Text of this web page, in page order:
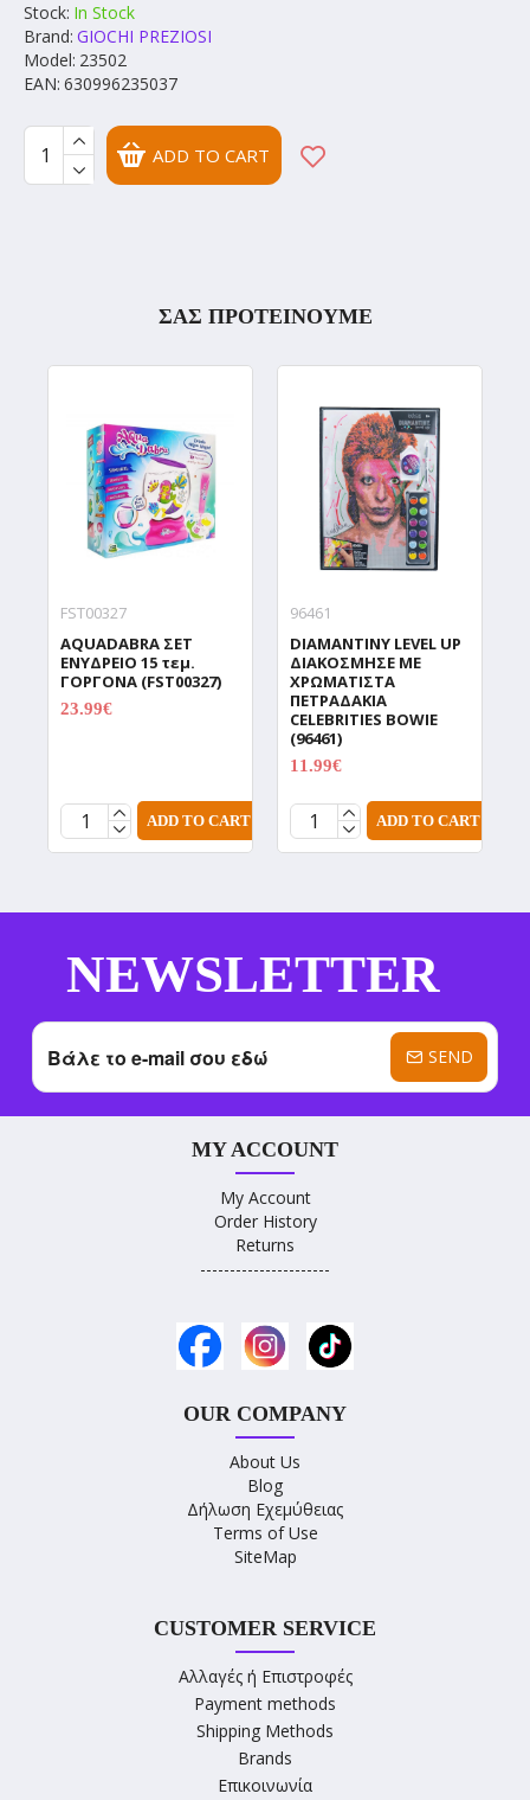
Stock: In Stock
Brand: GIOCHI PREZIOSI
Model: 23502
EAN: 630996235037
ADD TO CART
ΣΑΣ ΠΡΟΤΕΙΝΟΥΜΕ
FST00327
AQUADABRA ΣΕΤ
ΕΝΥΔΡΕΙΟ 15 τεμ.
ΓΟΡΓΟΝΑ (FST00327)
23.99€
ADD TO CART
96461
DIAMANTINY LEVEL UP
ΔΙΑΚΟΣΜΗΣΕ ΜΕ
ΧΡΩΜΑΤΙΣΤΑ
ΠΕΤΡΑΔΑΚΙΑ
CELEBRITIES BOWIE
(96461)
11.99€
ADD TO CART
NEWSLETTER
SEND
MY ACCOUNT
My Account
Order History
Returns
----------------------
OUR COMPANY
About Us
Blog
Δήλωση Εχεμύθειας
Terms of Use
SiteMap
CUSTOMER SERVICE
Αλλαγές ή Επιστροφές
Payment methods
Shipping Methods
Brands
Επικοινωνία